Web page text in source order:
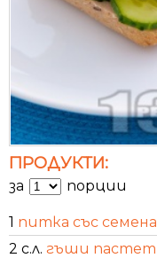
ПРОДУКТИ:
за порции
1 питка със семена
2 с.л. гъши пастет